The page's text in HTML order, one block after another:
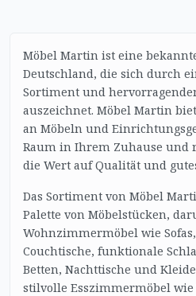
Möbel Martin ist eine
Deutschland, die sich durch
Sortiment und
auszeichnet. Möbel Martin
an Möbeln und
Raum in Ihrem Zuhause und
die Wert auf Qualität und
Das Sortiment von Möbel
Palette von Möbelstücken,
Wohnzimmermöbel wie
Couchtische, funktionale
Betten, Nachttische und
stilvolle Esszimmermöbel wie